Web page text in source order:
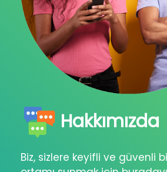
Hakkımızda
Biz, sizlere keyifli ve güvenli